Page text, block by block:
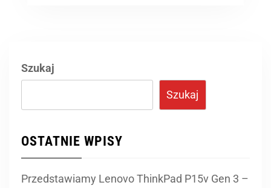
Szukaj
Szukaj
OSTATNIE WPISY
Przedstawiamy Lenovo ThinkPad P15v Gen 3 –